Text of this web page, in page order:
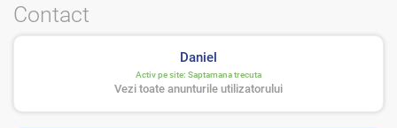
Contact
Daniel
Activ pe site: Saptamana trecuta
Vezi toate anunturile utilizatorului